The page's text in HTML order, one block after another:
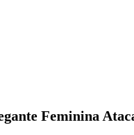
Feminina